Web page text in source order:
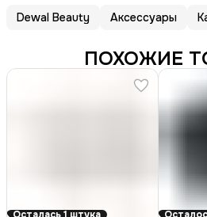
Dewal Beauty Аксессуары
ПОХОЖИЕ
Осталась 1 штука